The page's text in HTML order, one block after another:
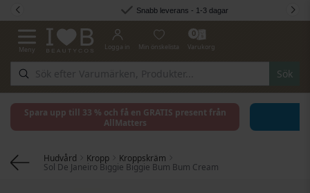
Hoppa till innehållet Snabb leverans - 1-3 dagar
Växla Nav
Meny
Sök
Logga in Min önskelista
0
Varukorg
Spara upp till 33 % och få en GRATIS present från
AllMatters
Hudvård Kropp
Kroppskräm
Sol De Janeiro Biggie Biggie Bum Bum Cream